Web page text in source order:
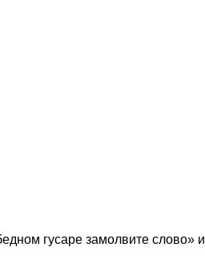
гусаре замолвите слово» и